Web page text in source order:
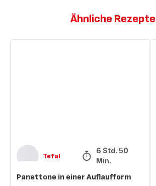
Ähnliche Rezepte
Tefal
6 Std. 50
Min.
Panettone in einer Auflaufform